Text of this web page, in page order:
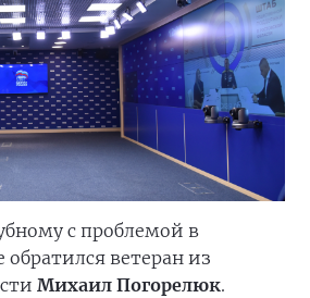
с проблемой в
обратился ветеран из
Михаил Погорелюк.